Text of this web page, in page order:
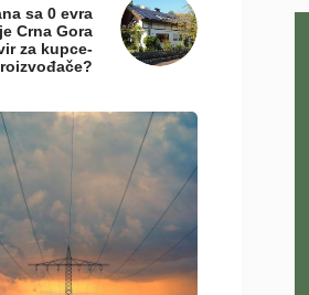
sa 0 evra
Crna Gora
za kupce-